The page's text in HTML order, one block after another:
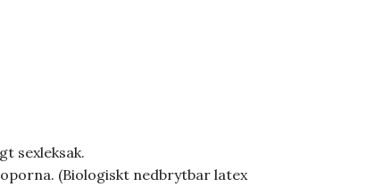
sexleksak.
(Biologiskt nedbrytbar latex